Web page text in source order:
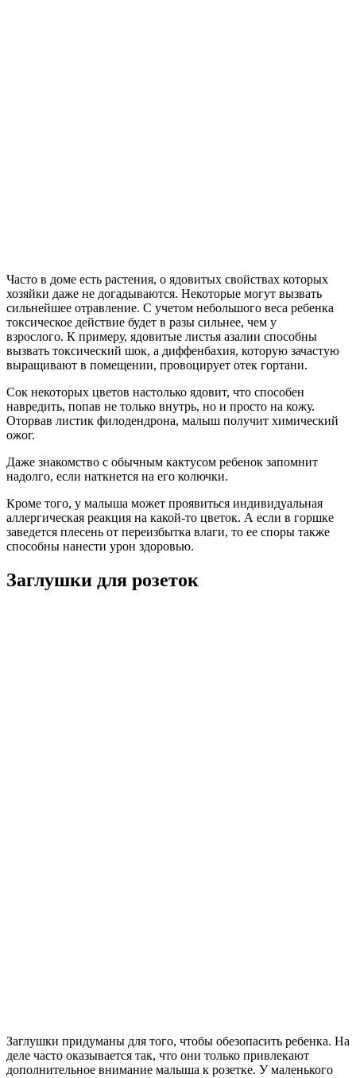
Часто в доме есть растения, о ядовитых свойствах которых
хозяйки даже не догадываются. Некоторые могут вызвать
сильнейшее отравление. С учетом небольшого веса ребенка
токсическое действие будет в разы сильнее, чем у
взрослого. К примеру, ядовитые листья азалии способны
вызвать токсический шок, а диффенбахия, которую зачастую
выращивают в помещении, провоцирует отек гортани.
Сок некоторых цветов настолько ядовит, что способен
навредить, попав не только внутрь, но и просто на кожу.
Оторвав листик филодендрона, малыш получит химический
ожог.
Даже знакомство с обычным кактусом ребенок запомнит
надолго, если наткнется на его колючки.
Кроме того, у малыша может проявиться индивидуальная
аллергическая реакция на какой-то цветок. А если в горшке
заведется плесень от переизбытка влаги, то ее споры также
способны нанести урон здоровью.
Заглушки для розеток
Заглушки придуманы для того, чтобы обезопасить ребенка. На
деле часто оказывается так, что они только привлекают
дополнительное внимание малыша к розетке. У маленького